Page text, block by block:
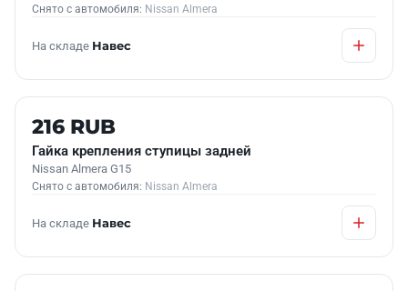
Снято с автомобиля: Nissan Almera
На складе Навес
Б/У В НАЛИЧИИ
216 RUB
Гайка крепления ступицы задней
Nissan Almera G15
Снято с автомобиля: Nissan Almera
На складе Навес